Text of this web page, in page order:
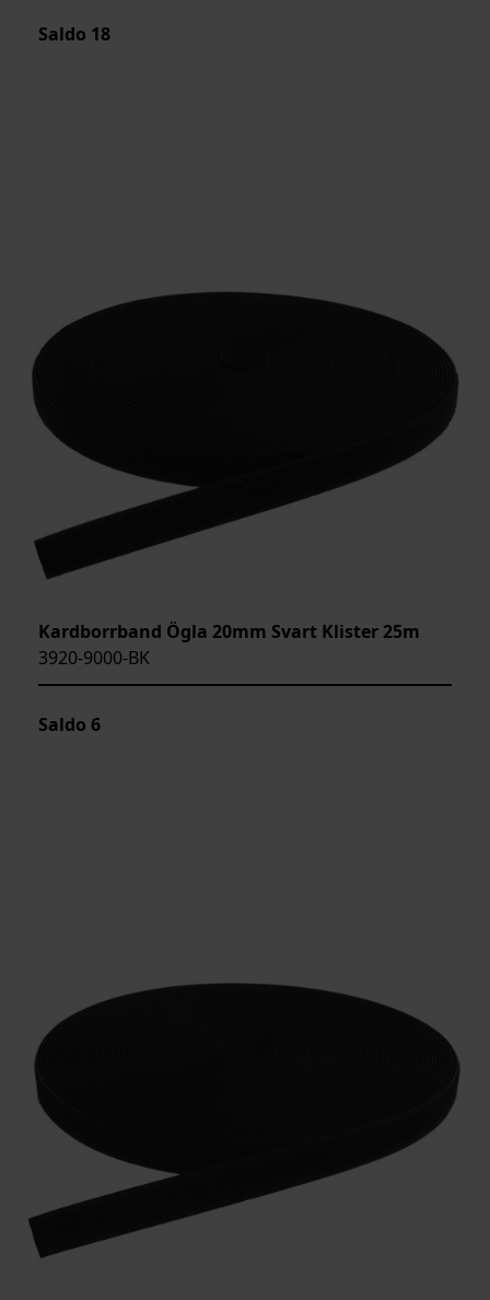
Saldo 18
Kardborrband Ögla 20mm Svart Klister 25m
3920-9000-BK
Saldo 6